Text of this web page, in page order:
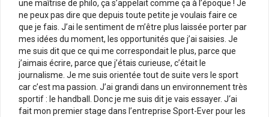
une maîtrise de philo, ça s’appelait comme ça à l’époque ! Je
ne peux pas dire que depuis toute petite je voulais faire ce
que je fais. J’ai le sentiment de m’être plus laissée porter par
mes idées du moment, les opportunités que j’ai saisies. Je
me suis dit que ce qui me correspondait le plus, parce que
j’aimais écrire, parce que j’étais curieuse, c’était le
journalisme. Je me suis orientée tout de suite vers le sport
car c’est ma passion. J’ai grandi dans un environnement très
sportif : le handball. Donc je me suis dit je vais essayer. J‘ai
fait mon premier stage dans l’entreprise Sport-Ever pour les